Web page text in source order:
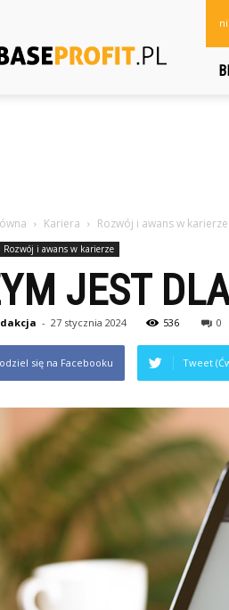
Kariera Rozwój i awans w karierze
Rozwój i awans w karierze
JEST
- 27 stycznia 2024 536 0
się na Facebooku Tweet